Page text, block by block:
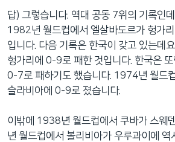
답) 그렇습니다. 역대 공동 7위의 기록인
1982년 월드컵에서 엘살바도르가 헝가
입니다. 다음 기록은 한국이 갖고 있는데
헝가리에 0-9로 패한 것입니다. 한국은 또
0-7로 패하기도 했습니다. 1974년 월드
슬라비아에 0-9로 졌습니다.
이밖에 1938년 월드컵에서 쿠바가 스웨
년 월드컵에서 볼리비아가 우루과이에